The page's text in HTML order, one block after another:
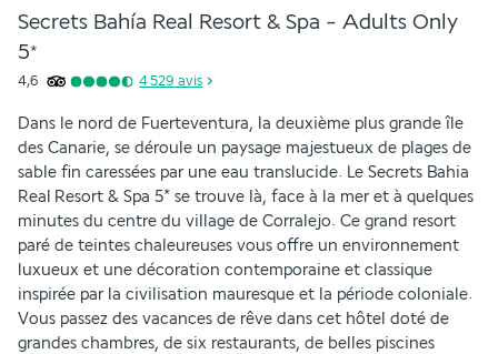
Secrets Bahía Real Resort & Spa - Adults Only
5*
4,6 4 529 avis
Dans le nord de Fuerteventura, la deuxième plus grande île
des Canarie, se déroule un paysage majestueux de plages de
sable fin caressées par une eau translucide. Le Secrets Bahia
Real Resort & Spa 5* se trouve là, face à la mer et à quelques
minutes du centre du village de Corralejo. Ce grand resort
paré de teintes chaleureuses vous offre un environnement
luxueux et une décoration contemporaine et classique
inspirée par la civilisation mauresque et la période coloniale.
Vous passez des vacances de rêve dans cet hôtel doté de
grandes chambres, de six restaurants, de belles piscines